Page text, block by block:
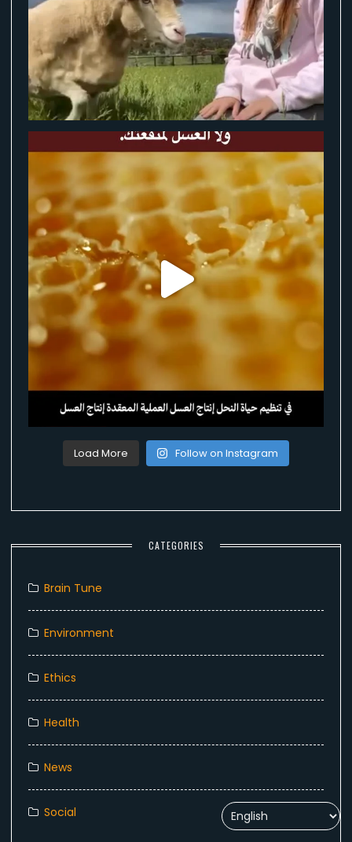
Load More Follow on Instagram
CATEGORIES
Brain Tune
Environment
Ethics
Health
News
Social